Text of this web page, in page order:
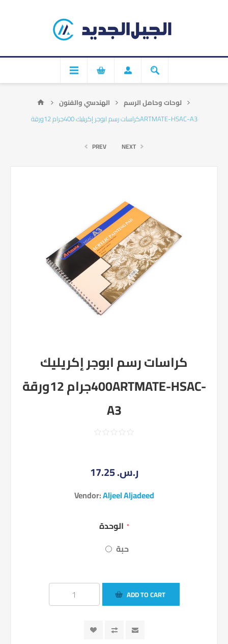
الهندسي والفنون
لوحات وحامل الرسم
كراسات رسم ابوجر إكريليك 400جرام 12ورقةARTMATE-HSAC-A3
PREV NEXT
كراسات رسم ابوجر إكريليك
400جرام 12ورقةARTMATE-HSAC-
A3
17.25 ر.س.‏
Vendor:Aljeel Aljadeed
*
حبة
ADD TO CART